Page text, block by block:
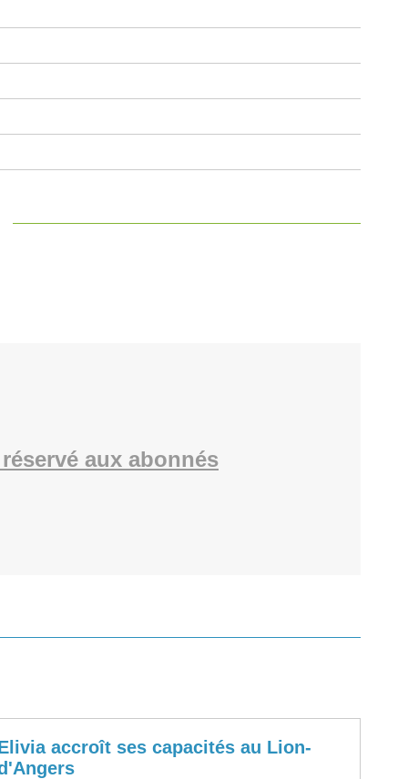
aux abonnés
accroît ses capacités au Lion-